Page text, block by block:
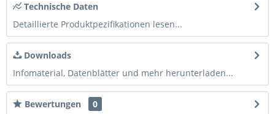
Technische Daten
Detaillierte Produktpezifikationen lesen...
Downloads
Infomaterial, Datenblätter und mehr herunterladen...
Bewertungen
0